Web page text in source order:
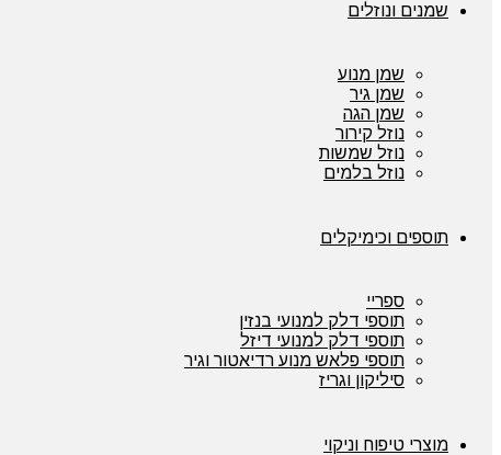
שמנים ונוזלים
שמן מנוע
שמן גיר
שמן הגה
נוזל קירור
נוזל שמשות
נוזל בלמים
תוספים וכימיקלים
ספריי
תוספי דלק למנועי בנזין
תוספי דלק למנועי דיזל
תוספי פלאש מנוע רדיאטור וגיר
סיליקון וגריז
מוצרי טיפוח וניקוי